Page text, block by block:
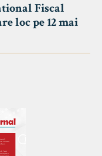
Fiscal
loc pe 12 mai